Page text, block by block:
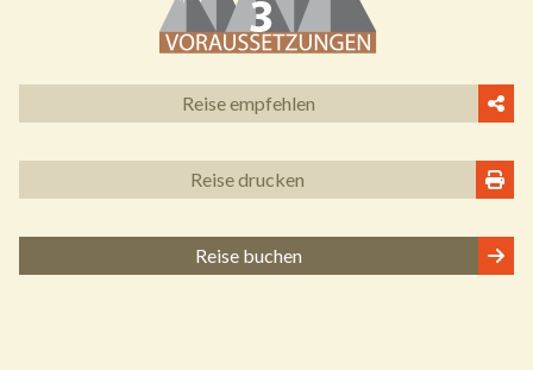
Reise empfehlen
Reise drucken
Reise buchen